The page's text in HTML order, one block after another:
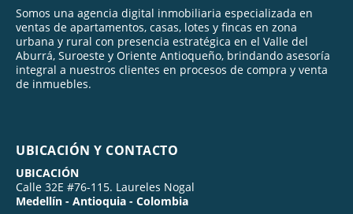
Somos una agencia digital inmobiliaria especializada en
ventas de apartamentos, casas, lotes y fincas en zona
urbana y rural con presencia estratégica en el Valle del
Aburrá, Suroeste y Oriente Antioqueño, brindando asesoría
integral a nuestros clientes en procesos de compra y venta
de inmuebles.
UBICACIÓN Y CONTACTO
UBICACIÓN
Calle 32E #76-115. Laureles Nogal
Medellín - Antioquia - Colombia